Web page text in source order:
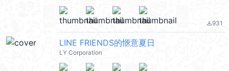
file_download931
LINE FRIENDS的愜意夏日
LY Corporation